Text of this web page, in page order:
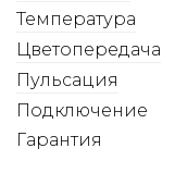
Пульсация
Подключение
Цветопередача
Температура
Гарантия